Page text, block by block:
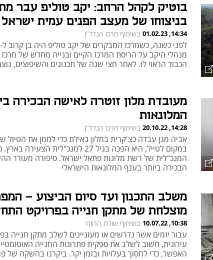
בוטיק לקהל הרחב: יקב טוליפ עבר
בניצוחו של מעצב הפנים עמית ישראל
14:34, 01.02.23 בשיתוף מרכז הנדל"ן
מנהלי היקב על הריסת המרכז הקיים ובנייה מחדש של מרכז
הכבוד הראוי לו. לאחר חצי שנה של תכנונים והשיפוצים,
מעובדת מלון זוטרה לאישה הבכירה
המלונאות
14:28, 20.10.22 בשיתוף מרכז הנדל"ן
אביה מגן עבדה כצ'קרית במלון באילת כדי לממן את הטיול
המנכ"לית של רשת מלונות פתאל ישראל. סיפורה מעורר
הבכירה ביותר בענף המלונאות הישראלי
משלב התכנון ועד סיום הביצוע -
מוצלחת של מתקן חנייה בפרויקט
10:38, 10.07.22 בשיתוף שורת הרווח
עבור יזמים אשר נדרשים או מעוניינים לשלב מתקן חנייה
עירונית, חשוב לשלב את ספקית פתרונות החנייה
האפשר, כדי לחסוך בעלויות ובזמן יקר. ביקרנו בהשקה של